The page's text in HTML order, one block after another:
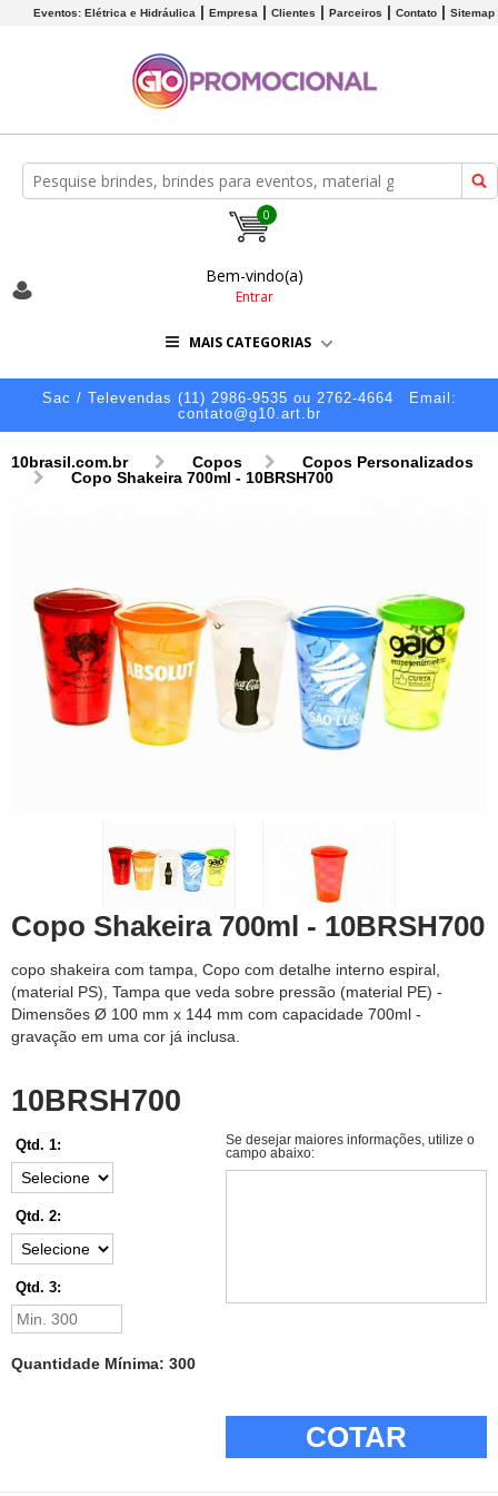
Eventos: Elétrica e Hidráulica Empresa Clientes Parceiros Contato Sitemap
0
Bem-vindo(a)
Entrar
MAIS CATEGORIAS
Sac / Televendas (11) 2986-9535 ou 2762-4664
Email:
contato@g10.art.br
10brasil.com.br Copos
Copos Personalizados
Copo Shakeira 700ml - 10BRSH700
Copo Shakeira 700ml - 10BRSH700
copo shakeira com tampa, Copo com detalhe interno espiral,
(material PS), Tampa que veda sobre pressão (material PE) -
Dimensões Ø 100 mm x 144 mm com capacidade 700ml -
gravação em uma cor já inclusa.
10BRSH700
Qtd. 1:
Qtd. 2:
Qtd. 3:
Quantidade Mínima: 300
Se desejar maiores informações, utilize o
campo abaixo:
COTAR